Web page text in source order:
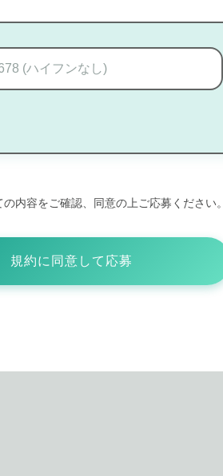
の内容をご確認、同意の上ご応募ください。
規約に同意して応募